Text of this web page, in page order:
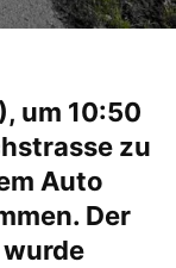
um 10:50
zu
Auto
Der